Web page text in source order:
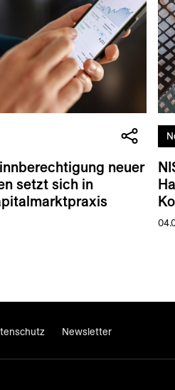
neuer
setzt sich in
Newsletter